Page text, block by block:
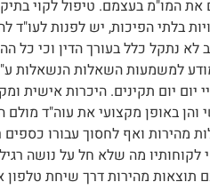
את המו"מ בעצמם. טיפול לקוי
בלתי הפיכות, יש לפנות לעו"ד
לא נתקל כלל בעורך הדין וכי
למשמעות השאלות הנשאלות
תקינים. היכרות אישית
והן באופן מקצועי את עוה"ד
מהירות ואף לחסוך עבורו
מה שלא חל על נושה
תוצאות מהירות דרך שיחת